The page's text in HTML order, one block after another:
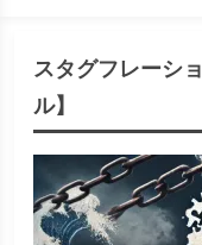
スタグフレーシ
ル】